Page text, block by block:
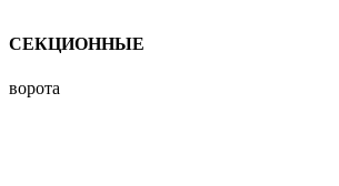
СЕКЦИОННЫЕ
ворота